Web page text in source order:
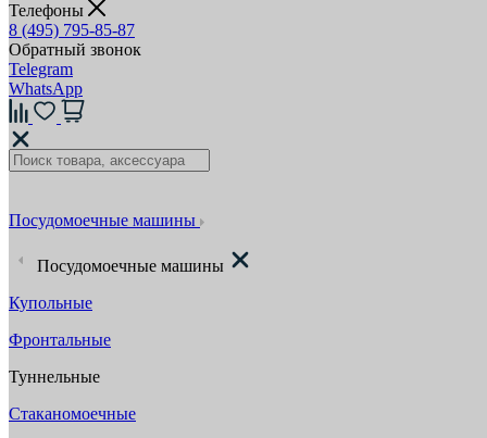
Телефоны
8 (495) 795-85-87
Обратный звонок
Telegram
WhatsApp
Посудомоечные машины
Посудомоечные машины
Купольные
Фронтальные
Туннельные
Стаканомоечные